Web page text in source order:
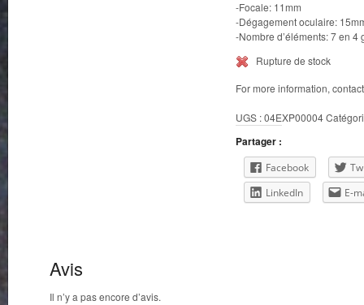
-Focale: 11mm
-Dégagement oculaire:
-Nombre d’éléments: 7 en 4
Rupture de stock
For more information,
UGS :04EXP00004
Partager :
Facebook
LinkedIn
E-
Avis
Il n’y a pas encore d’avis.